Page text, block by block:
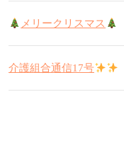
メリークリスマス
介護組合通信17号